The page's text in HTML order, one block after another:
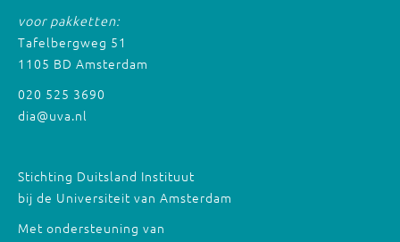
voor pakketten:
Tafelbergweg 51
1105 BD Amsterdam
020 525 3690
dia@uva.nl
Stichting Duitsland Instituut
bij de Universiteit van Amsterdam
Met ondersteuning van